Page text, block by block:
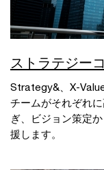
ストラテジー
Strategy&、X-
チームがそれぞれ
ぎ、ビジョン策定
援します。